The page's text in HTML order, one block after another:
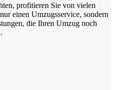
profitieren Sie von vielen
einen Umzugsservice, sondern
die Ihren Umzug noch